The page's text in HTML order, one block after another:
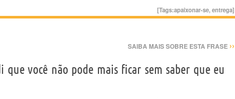
[Tags:apaixonar-se,entrega]
SAIBA MAIS SOBRE ESTA FRASE ››
que você não pode mais ficar sem saber que eu